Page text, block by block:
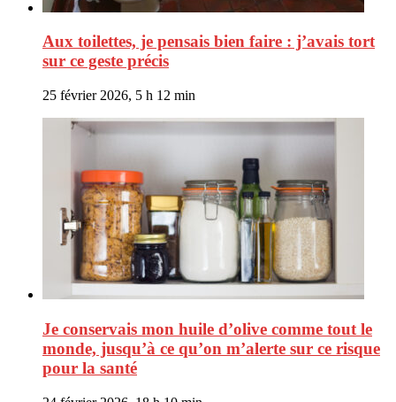
Aux toilettes, je pensais bien faire : j’avais tort
sur ce geste précis
25 février 2026, 5 h 12 min
Je conservais mon huile d’olive comme tout le
monde, jusqu’à ce qu’on m’alerte sur ce risque
pour la santé